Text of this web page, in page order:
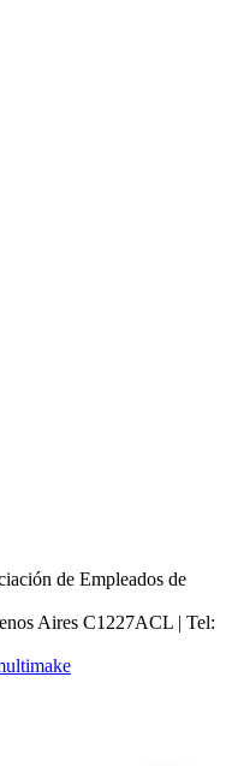
de Empleados de
Aires C1227ACL | Tel: